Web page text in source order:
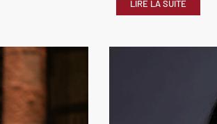
LIRE LA SUITE